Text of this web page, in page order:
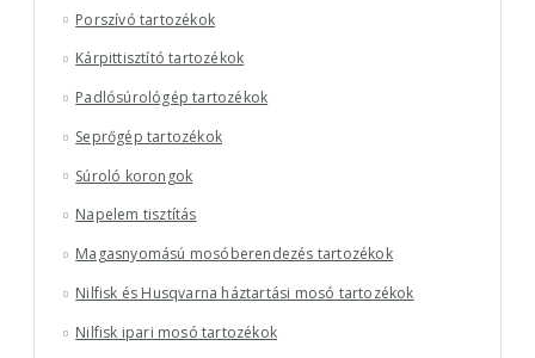
Porszívó tartozékok
Kárpittisztító tartozékok
Padlósúrológép tartozékok
Seprőgép tartozékok
Súroló korongok
Napelem tisztítás
Magasnyomású mosóberendezés tartozékok
Nilfisk és Husqvarna háztartási mosó tartozékok
Nilfisk ipari mosó tartozékok